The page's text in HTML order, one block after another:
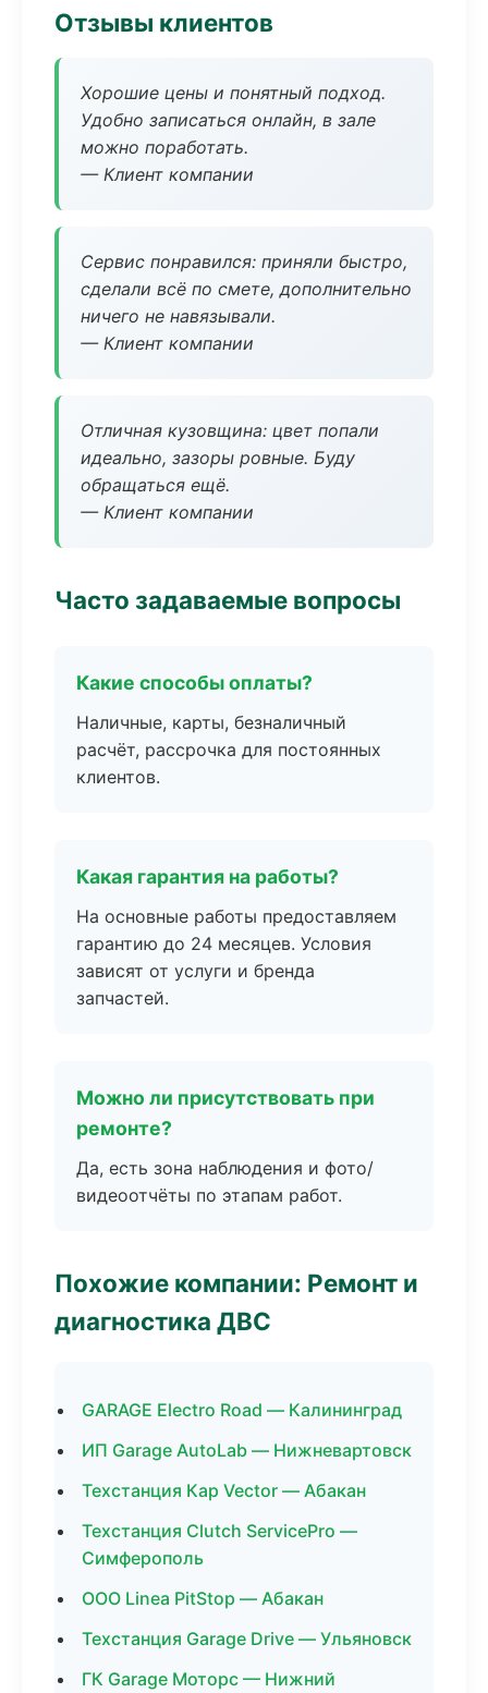
Отзывы клиентов
Хорошие цены и понятный подход.
Удобно записаться онлайн, в зале
можно поработать.
— Клиент компании
Сервис понравился: приняли быстро,
сделали всё по смете, дополнительно
ничего не навязывали.
— Клиент компании
Отличная кузовщина: цвет попали
идеально, зазоры ровные. Буду
обращаться ещё.
— Клиент компании
Часто задаваемые вопросы
Какие способы оплаты?
Наличные, карты, безналичный
расчёт, рассрочка для постоянных
клиентов.
Какая гарантия на работы?
На основные работы предоставляем
гарантию до 24 месяцев. Условия
зависят от услуги и бренда
запчастей.
Можно ли присутствовать при
ремонте?
Да, есть зона наблюдения и фото/
видеоотчёты по этапам работ.
Похожие компании: Ремонт и
диагностика ДВС
GARAGE Electro Road — Калининград
ИП Garage AutoLab — Нижневартовск
Техстанция Кар Vector — Абакан
Техстанция Clutch ServicePro —
Симферополь
ООО Linea PitStop — Абакан
Техстанция Garage Drive — Ульяновск
ГК Garage Моторс — Нижний